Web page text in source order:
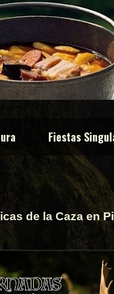
Fiestas
de la Caza en